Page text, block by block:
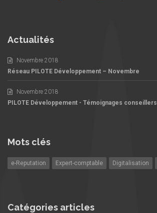
Actualités
Novembre 2018
Réseau PILOTE Développement – Novembre
Novembre 2018
PILOTE Développement - Témoignages conseillers
Mots clés
e-Reputation Expert-comptable Digitalisation
Catégories articles